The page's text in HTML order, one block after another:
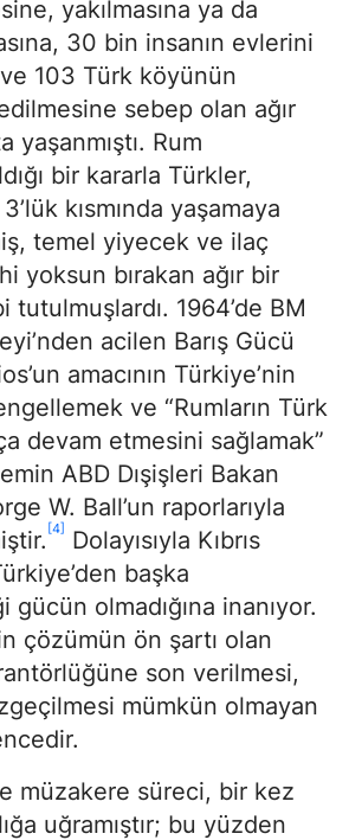
yakılmasına ya da
30 bin insanın evlerini
103 Türk köyünün
sebep olan ağır
yaşanmıştı. Rum
bir kararla Türkler,
kısmında yaşamaya
temel yiyecek ve ilaç
yoksun bırakan ağır bir
tutulmuşlardı. 1964’de BM
acilen Barış Gücü
amacının Türkiye’nin
ve “Rumların Türk
devam etmesini sağlamak”
ABD Dışişleri Bakan
W. Ball’un raporlarıyla
[4] Dolayısıyla Kıbrıs
başka
olmadığına inanıyor.
çözümün ön şartı olan
son verilmesi,
mümkün olmayan
müzakere süreci, bir kez
uğramıştır; bu yüzden